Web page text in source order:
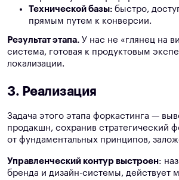
Технической базы: быстро,
прямым путем к конверсии.
Результат этапа. У нас не «глянец на
система, готовая к продуктовым
локализации.
3. Реализация
Задача этого этапа форкастинга —
продакшн, сохранив стратегический
от фундаментальных принципов,
Управленческий контур выстроен:
бренда и дизайн-системы, действует